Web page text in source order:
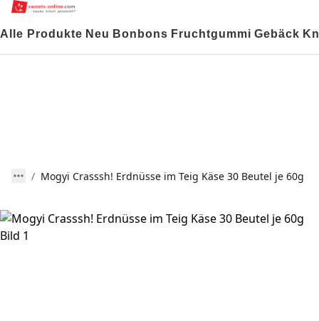
Alle Produkte Neu Bonbons Fruchtgummi Gebäck
Mogyi Crasssh! Erdnüsse im Teig Käse 30 Beutel je 60g